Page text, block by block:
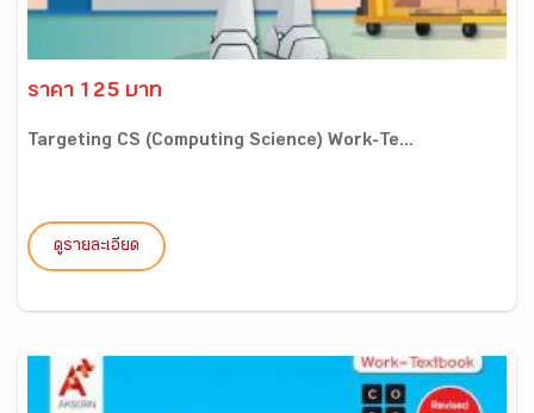
ราคา 125 บาท
Targeting CS (Computing Science) Work-Te...
ดูรายละเอียด